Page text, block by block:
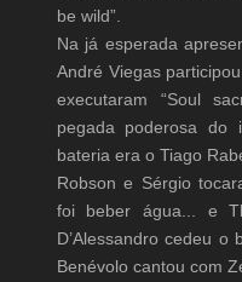
be wild”.
Na já esperada
André Viegas
executaram “Soul
pegada poderosa do
bateria era o Tiago
Robson e Sérgio
foi beber água... e
D’Alessandro cedeu
Benévolo cantou com